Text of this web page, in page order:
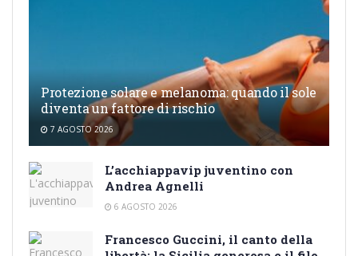
Protezione solare e melanoma: quando il sole
diventa un fattore di rischio
7 AGOSTO 2026
L’acchiappavip juventino con
Andrea Agnelli
6 AGOSTO 2026
Francesco Guccini, il canto della